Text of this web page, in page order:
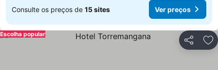
Consulte os preços de 15 sites Ver preços
Partilhar
Escolha popular